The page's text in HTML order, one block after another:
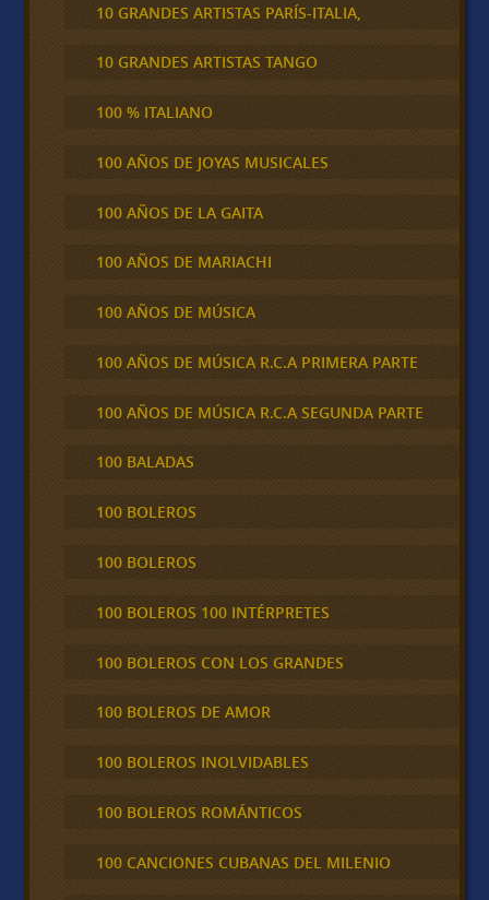
10 GRANDES ARTISTAS PARÍS-ITALIA,
10 GRANDES ARTISTAS TANGO
100 % ITALIANO
100 AÑOS DE JOYAS MUSICALES
100 AÑOS DE LA GAITA
100 AÑOS DE MARIACHI
100 AÑOS DE MÚSICA
100 AÑOS DE MÚSICA R.C.A PRIMERA PARTE
100 AÑOS DE MÚSICA R.C.A SEGUNDA PARTE
100 BALADAS
100 BOLEROS
100 BOLEROS
100 BOLEROS 100 INTÉRPRETES
100 BOLEROS CON LOS GRANDES
100 BOLEROS DE AMOR
100 BOLEROS INOLVIDABLES
100 BOLEROS ROMÁNTICOS
100 CANCIONES CUBANAS DEL MILENIO